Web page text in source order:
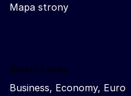
Mapa strony
Related sites
Business, Economy, Euro